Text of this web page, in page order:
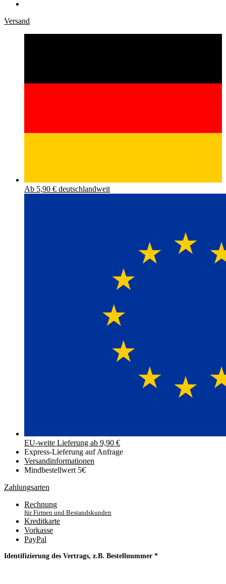
Versand
Ab 5,90 € deutschlandweit
EU-weite Lieferung ab 9,90 €
Express-Lieferung auf Anfrage
Versand­informationen
Mindbestellwert 5€
Zahlungsarten
Rechnung
für Firmen und Bestandskunden
Kreditkarte
Vorkasse
PayPal
Identifizierung des Vertrags, z.B. Bestellnummer *